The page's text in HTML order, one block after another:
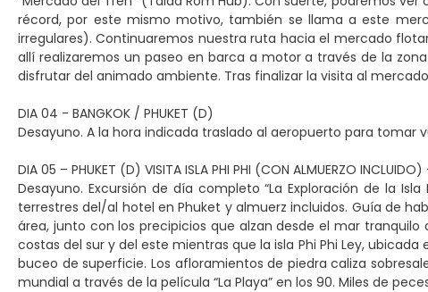
récord, por este mismo motivo, también se llama a este
irregulares). Continuaremos nuestra ruta hacia el mercado
allí realizaremos un paseo en barca a motor a través de la
disfrutar del animado ambiente. Tras finalizar la visita al
DIA 04 - BANGKOK / PHUKET (D)
Desayuno. A la hora indicada traslado al aeropuerto para tomar
DIA 05 – PHUKET (D) VISITA ISLA PHI PHI (CON ALMUERZO
Desayuno. Excursión de día completo “La Exploración de la
terrestres del/al hotel en Phuket y almuerz incluidos. Guía de
área, junto con los precipicios que alzan desde el mar tranquilo
costas del sur y del este mientras que la isla Phi Phi Ley,
buceo de superficie. Los afloramientos de piedra caliza
mundial a través de la película “La Playa” en los 90. Miles de